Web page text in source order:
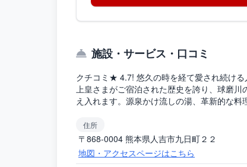
施設・サービス・口コミ
クチコミ★ 4.7! 悠久の時を経て愛され続ける
上皇さまがご宿泊された歴史を誇り、球磨
え入れます。源泉かけ流しの湯、革新的な料
住所
〒868-0004 熊本県人吉市九日町２２
地図・アクセスページはこちら